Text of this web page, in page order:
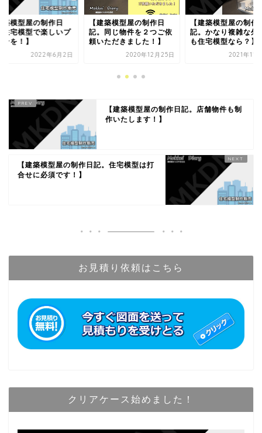
築模型屋の制作日
同じ物件を２つご依
ただきました！】
2020年12月25日
【建築模型屋の制作日
記。かなり複雑な外観で
も住宅模型なら？】
2021年11月29日
【建築模型屋の制
記。1/75保存用住
が最近売れ筋です
2020年5
【建築模型屋の制作日記。店舗物件も制
作いたします！】
【建築模型屋の制作日記。住宅模型は打
合せに必須です！】
お見積り依頼はこちら
クリアケース始めました！